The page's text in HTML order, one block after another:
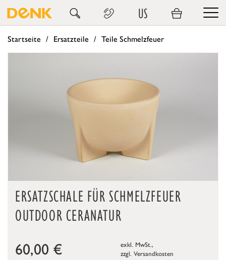
US
Startseite Ersatzteile Teile Schmelzfeuer
ERSATZSCHALE FÜR SCHMELZFEUER
OUTDOOR CERANATUR
60,00 €
exkl. MwSt.,
zzgl. Versandkosten